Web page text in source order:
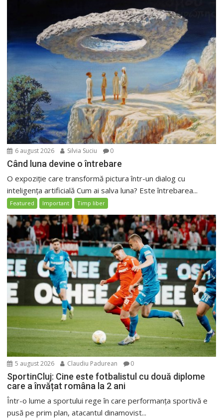
6 august 2026 Silvia Suciu 0
Când luna devine o întrebare
O expoziție care transformă pictura într-un dialog cu
inteligența artificială Cum ai salva luna? Este întrebarea...
Featured Important Timp liber
5 august 2026 Claudiu Padurean 0
SportinCluj: Cine este fotbalistul cu două diplome
care a învățat româna la 2 ani
Într-o lume a sportului rege în care performanța sportivă e
pusă pe prim plan, atacantul dinamovist...